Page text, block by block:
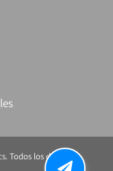
Todos los derechos